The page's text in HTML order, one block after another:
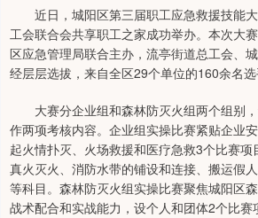
近日，城阳区第三届职工应急救援技能
工会联合会共享职工之家成功举办。本次大
区应急管理局联合主办，流亭街道总工会、
经层层选拔，来自全区29个单位的160余名选
大赛分企业组和森林防灭火组两个组别
作两项考核内容。企业组实操比赛紧贴企业
起火情扑灭、火场救援和医疗急救3个比赛项
真火灭火、消防水带的铺设和连接、搬运假
等科目。森林防灭火组实操比赛聚焦城阳区森
战术配合和实战能力，设个人和团体2个比赛